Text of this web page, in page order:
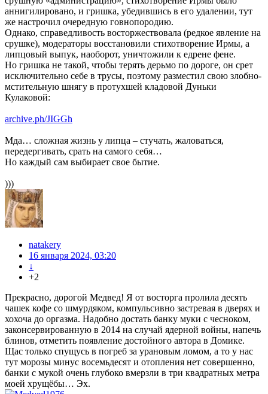
аннигилировано, и гришка, убедившись в его удалении, тут
же настрочил очередную говнопородию.
Однако, справедливость восторжествовала (редкое явление на
срушке), модераторы восстановили стихотворение Ирмы, а
липцовый выпук, наоборот, уничтожили к едрене фене.
Но гришка не такой, чтобы терять дерьмо по дороге, он срет
исключительно себе в трусы, поэтому разместил свою злобно-
мстительную шнягу в протухшей кладовой Дуньки
Кулаковой:
archive.ph/JIGGh
Мда… сложная жизнь у липца – стучать, жаловаться,
передергивать, срать на самого себя…
Но каждый сам выбирает свое бытие.
)))
natakery
16 января 2024, 03:20
↓
+2
Прекрасно, дорогой Медвед! Я от восторга пролила десять
чашек кофе со шмурдяком, компульсивно застревая в дверях и
хохоча до оргазма. Надобно достать банку муки с чесноком,
законсервированную в 2014 на случай ядерной войны, напечь
блинов, отметить появление достойного автора в Домике.
Щас только спущусь в погреб за урановым ломом, а то у нас
тут морозы минус восемьдесят и отопления нет совершенно,
банки с мукой очень глубоко вмерзли в три квадратных метра
моей хрущёбы… Эх.